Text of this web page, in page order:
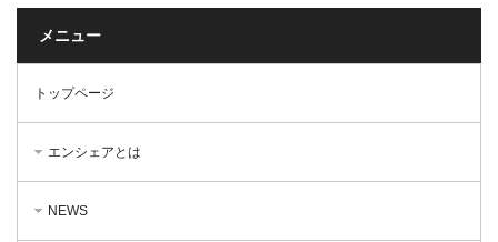
メニュー
トップページ
エンシェアとは
NEWS